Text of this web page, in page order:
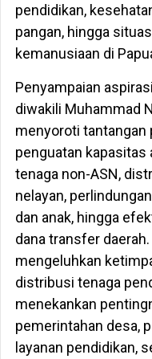
pendidikan,
pangan, hingga
kemanusiaan di
Penyampaian
diwakili Muhammad
menyoroti tantangan
penguatan kapasitas
tenaga non-ASN,
nelayan,
dan anak, hingga
dana transfer
mengeluhkan
distribusi tenaga
menekankan
pemerintahan desa,
layanan pendidikan,